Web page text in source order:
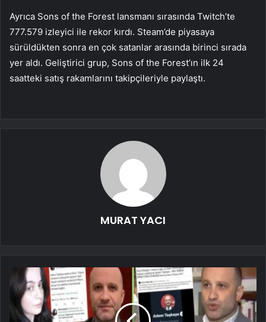
Ayrıca Sons of the Forest lansmanı sırasında Twitch’te
777.579 izleyici ile rekor kırdı. Steam’de piyasaya
sürüldükten sonra en çok satanlar arasında birinci sırada
yer aldı. Geliştirici grup, Sons of the Forest’ın ilk 24
saatteki satış rakamlarını takipçileriyle paylaştı.
MURAT YACI